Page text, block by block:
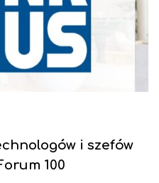
i szefów
100